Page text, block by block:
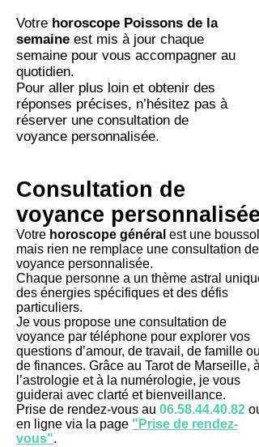
Votre horoscope Poissons de la
semaine est mis à jour chaque
semaine pour vous accompagner au
quotidien.
Pour aller plus loin et obtenir des
réponses précises, n’hésitez pas à
réserver une consultation de
voyance personnalisée.
Consultation de
voyance personnalisée
Votre horoscope général est une
mais rien ne remplace une consultation de
voyance personnalisée.
Chaque personne a un thème astral
des énergies spécifiques et des défis
particuliers.
Je vous propose une consultation de
voyance par téléphone pour explorer vos
questions d’amour, de travail, de famille ou
de finances. Grâce au Tarot de Marseille, à
l’astrologie et à la numérologie, je vous
guiderai avec clarté et bienveillance.
Prise de rendez-vous au 06.58.44.40.82 ou
en ligne via la page "Prise de rendez-
vous".